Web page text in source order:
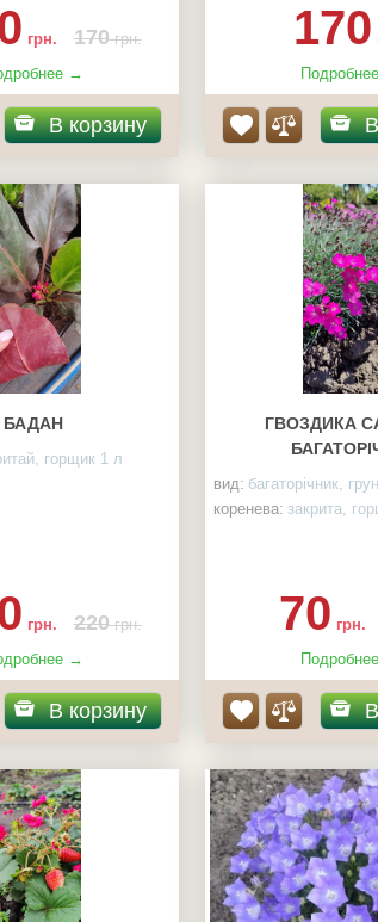
грн. 170грн.
→
В корзину
170
БАДАН
горщик 1 л
грн. 220грн.
→
В корзину
ГВОЗДИКА
вид: багаторічник,
коренева: закрита,
70 грн.